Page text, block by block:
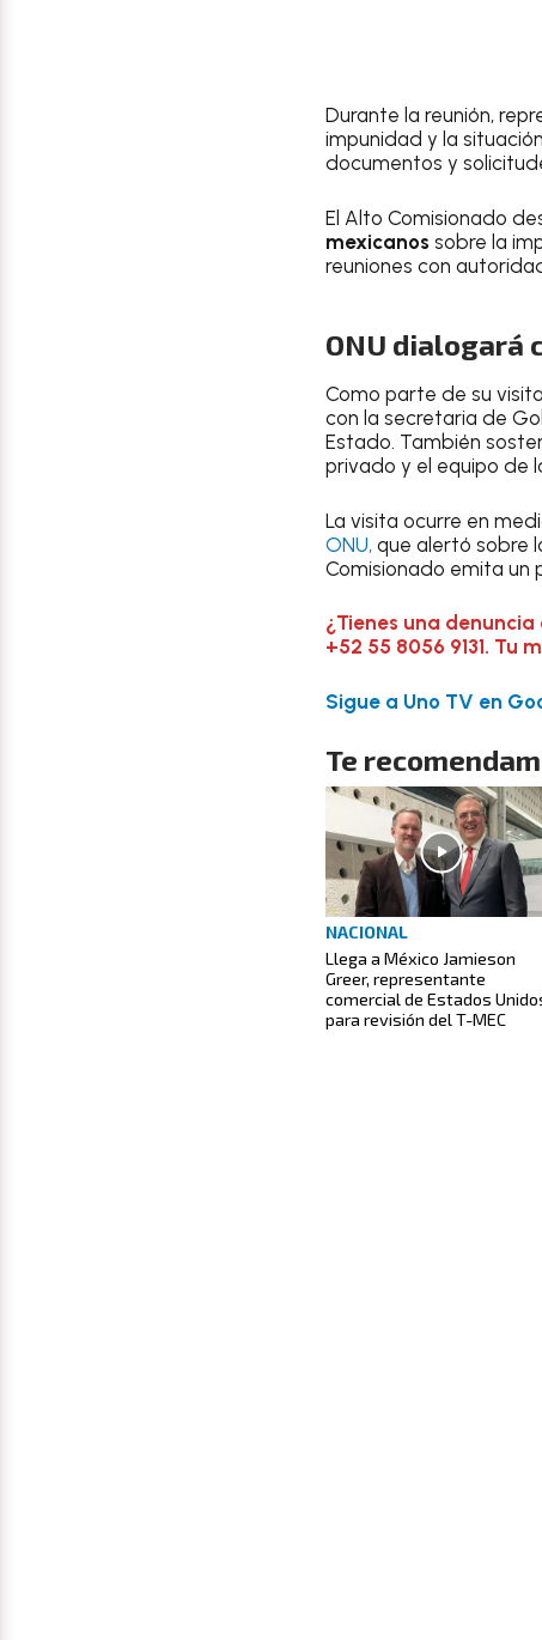
Durante la reunión,
impunidad y la
documentos y
El Alto Comisionado
mexicanos sobre la
reuniones con
ONU dialogará
Como parte de su
con la secretaria de
Estado. También
privado y el equipo de
La visita ocurre en
ONU, que alertó sobre
Comisionado emita un
¿Tienes una
+52 55 8056 9131. Tu
Sigue a Uno TV en
Te
NACIONAL
Llega a México Jamieson
Greer, representante
comercial de Estados
para revisión del T-MEC